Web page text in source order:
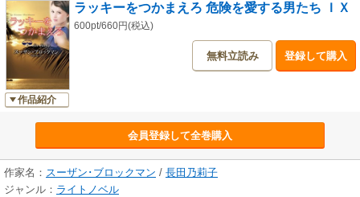
作品紹介
ラッキーをつかまえろ 危険を愛する男たち ＩＸ
600pt/660円(税込)
無料立読み 登録して購入
会員登録して全巻購入
作家名： スーザン･ブロックマン / 長田乃莉子
ジャンル： ライトノベル